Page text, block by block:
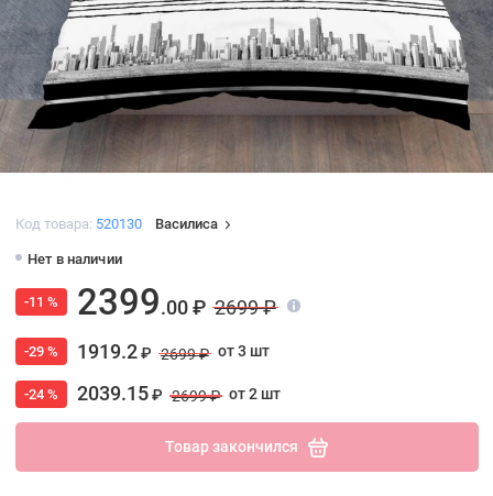
Код товара: 520130 Василиса
Нет в наличии
-11 % 2399.00 ₽ 2699 ₽
-29 % 1919.2₽ 2699 ₽ от 3 шт
-24 % 2039.15₽ 2699 ₽ от 2 шт
Товар закончился